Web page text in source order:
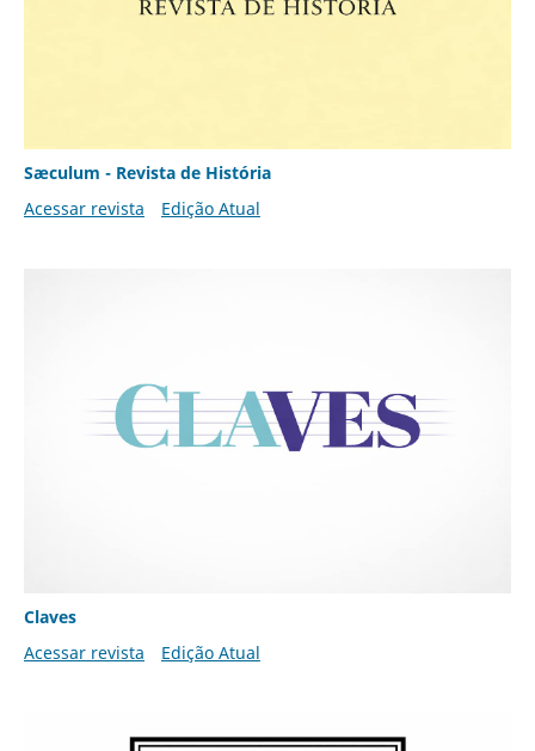
Sæculum - Revista de História
Acessar revista
Edição Atual
Claves
Acessar revista
Edição Atual